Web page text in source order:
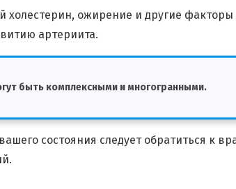
ожирение и другие факторы
артериита.
быть комплексными и многогранными.
состояния следует обратиться к